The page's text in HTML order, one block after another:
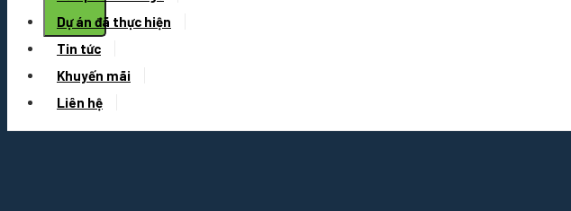
Dự án đã thực hiện
Tin tức
Khuyến mãi
Liên hệ